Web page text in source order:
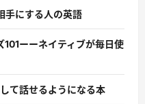
手にする人の英語
101ーーネイティブが毎日使
て話せるようになる本